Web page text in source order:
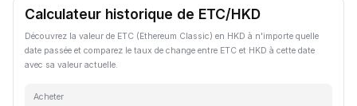
Calculateur historique de ETC/HKD
Découvrez la valeur de ETC (Ethereum Classic) en HKD à n'importe quelle
date passée et comparez le taux de change entre ETC et HKD à cette date
avec sa valeur actuelle.
Acheter